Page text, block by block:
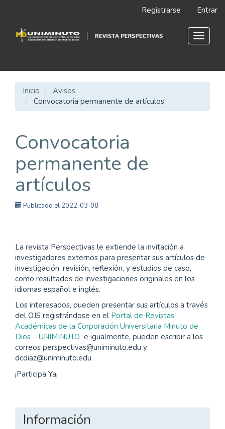
Contenido
principal
Registrarse Entrar
Toggle
Inicio
Avisos
Convocatoria permanente de artículos
Convocatoria
permanente de
artículos
Publicado el 2022-03-08
La revista Perspectivas le extiende la invitación a
investigadores externos para presentar sus artículos de
investigación, revisión, reflexión, y estudios de caso,
como resultados de investigaciones originales en los
idiomas español e inglés.
Los interesados, pueden presentar sus artículos a través
del OJS registrándose en el Portal de Revistas
Académicas de la Corporación Universitaria Minuto de
Dios – UNIMINUTO e igualmente, pueden escribir a los
correos perspectivas@uniminuto.edu y
dcdiaz@uniminuto.edu
¡Participa Ya¡
Información